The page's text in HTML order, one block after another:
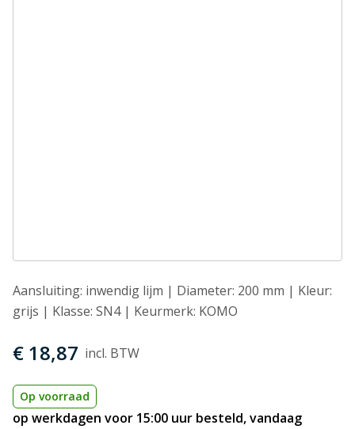
Aansluiting: inwendig lijm | Diameter: 200 mm | Kleur:
grijs | Klasse: SN4 | Keurmerk: KOMO
€ 18,87
Op voorraad
op werkdagen voor 15:00 uur besteld, vandaag